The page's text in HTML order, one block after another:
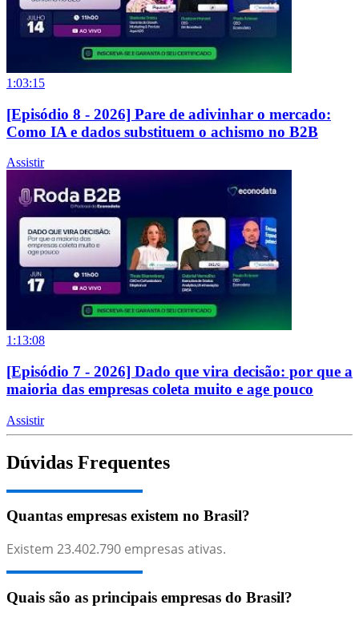
1:03:15
[Episódio 8 - 2026] Pare de adivinhar o mercado:
Como IA e dados substituem o achismo no B2B
Assistir
1:13:08
[Episódio 7 - 2026] Dado que vira decisão: por que a
maioria das empresas coleta muito e age pouco
Assistir
Dúvidas Frequentes
Quantas empresas existem no Brasil?
Existem 23.402.790 empresas ativas.
Quais são as principais empresas do Brasil?